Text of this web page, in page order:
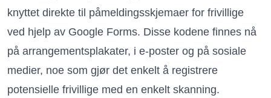
knyttet direkte til påmeldingsskjemaer for frivillige
ved hjelp av Google Forms. Disse kodene finnes nå
på arrangementsplakater, i e-poster og på sosiale
medier, noe som gjør det enkelt å registrere
potensielle frivillige med en enkelt skanning.